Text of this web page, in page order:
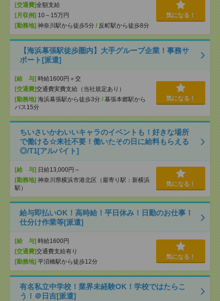
[交通費]全額支給
[月収例] 10～15万円
[勤務地] 神奈川駅から徒歩5分 / 反町駅から徒歩8分
気になる！
【海浜幕張駅徒歩圏内】大手グループ企業！事務サ
ポート[派遣]
[給 与] 時給1600円＋交
[交通費]交通費実費支給（当社規定あり）
[勤務地] 海浜幕張駅から徒歩3分 / 幕張本郷駅から
バス15分
気になる！
ちいさいかわいいキャラのイベントも！好きな場所
で働ける☆来社不要！働いたその日に給料もらえる
◎/T1[アルバイト]
[給 与] 日給13,000円～
[勤務地] 神奈川県横浜市港北区（最寄り駅：新横浜
駅）
気になる！
給与即払いOK！高時給！平日休み！日勤のお仕事！
仕分け作業等[派遣]
[給 与] 時給1600円
[交通費]交通費支給有り
[勤務地] 平沼橋駅から徒歩12分
気になる！
有名私立中学校！業界未経験OK！学校ではたらこ
う！＠日吉[派遣]